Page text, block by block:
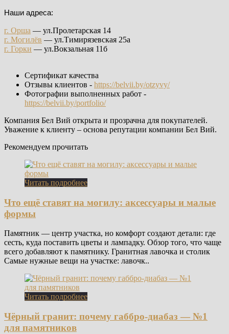
Наши адреса:
г. Орша — ул.Пролетарская 14
г. Могилёв — ул.Тимирязевская 25а
г. Горки — ул.Вокзальная 11б
Сертификат качества
Отзывы клиентов - https://belvii.by/otzyvy/
Фотографии выполненных работ -
https://belvii.by/portfolio/
Компания Бел Вий открыта и прозрачна для покупателей.
Уважение к клиенту – основа репутации компании Бел Вий.
Рекомендуем прочитать
Читать подробнее
Что ещё ставят на могилу: аксессуары и малые
формы
Памятник — центр участка, но комфорт создают детали: где
сесть, куда поставить цветы и лампадку. Обзор того, что чаще
всего добавляют к памятнику. Гранитная лавочка и столик
Самые нужные вещи на участке: лавочк..
Читать подробнее
Чёрный гранит: почему габбро-диабаз — №1
для памятников